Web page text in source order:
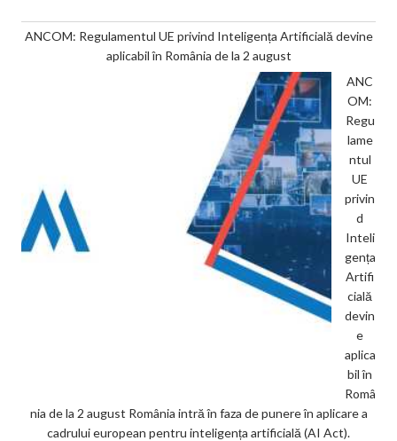
ANCOM: Regulamentul UE privind Inteligența Artificială devine
aplicabil în România de la 2 august
ANC
OM:
Regu
lame
ntul
UE
privin
d
Inteli
gența
Artifi
cială
devin
e
aplica
bil în
Româ
nia de la 2 august România intră în faza de punere în aplicare a
cadrului european pentru inteligența artificială (AI Act).